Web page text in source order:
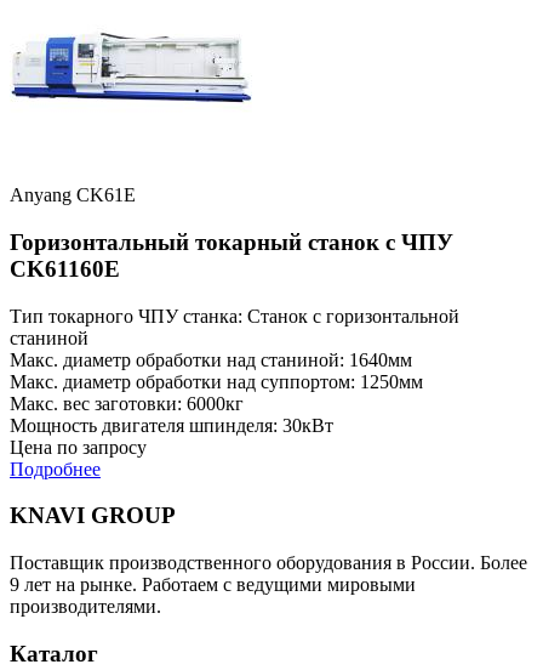
Anyang CK61E
Горизонтальный токарный станок с ЧПУ
CK61160E
Тип токарного ЧПУ станка: Станок с горизонтальной
станиной
Макс. диаметр обработки над станиной: 1640мм
Макс. диаметр обработки над суппортом: 1250мм
Макс. вес заготовки: 6000кг
Мощность двигателя шпинделя: 30кВт
Цена по запросу
Подробнее
KNAVI GROUP
Поставщик производственного оборудования в России. Более
9 лет на рынке. Работаем с ведущими мировыми
производителями.
Каталог